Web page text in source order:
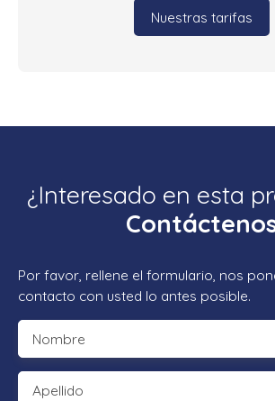
Nuestras tarifas
¿Interesado en esta
Por favor, rellene el formulario, nos
contacto con usted lo antes posible.
Nombre
Apellido